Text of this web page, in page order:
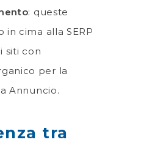
: queste
in cima alla SERP
siti con
per la
Annuncio.
tra